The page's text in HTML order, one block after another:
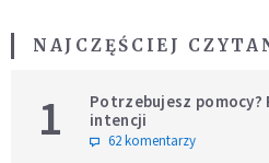
NAJCZĘŚCIEJ
1
Potrzebujesz pomocy?
intencji
62 komentarzy